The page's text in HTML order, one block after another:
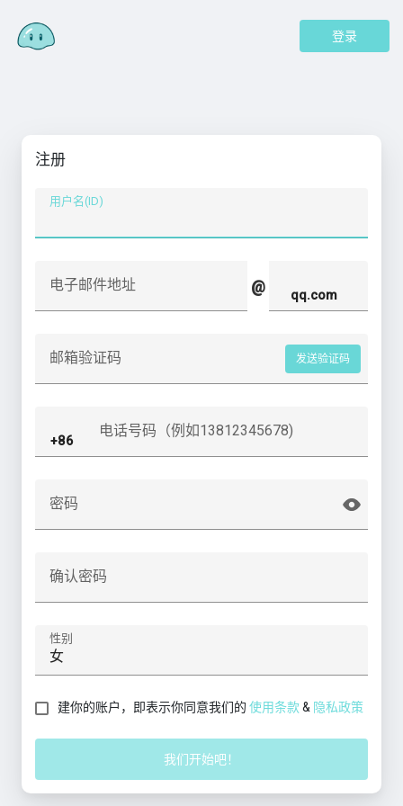
登录
注册
用户名(ID)
电子邮件地址 @
邮箱验证码 发送验证码
电话号码（例如13812345678)
密码
确认密码
性别
建你的账户，即表示你同意我们的 使用条款& 隐私政策
我们开始吧！